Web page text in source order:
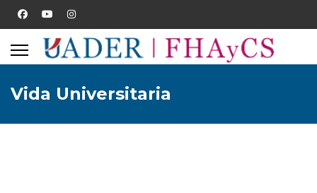
Vida Universitaria